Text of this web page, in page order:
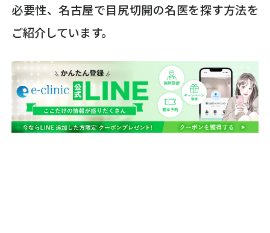
必要性、名古屋で目尻切開の名医を探す方法を
ご紹介しています。